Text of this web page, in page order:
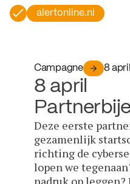
alertonline.nl
Campagne 8
8 april
Deze eerste
gezamenlijk
richting de
lopen we
nadruk op